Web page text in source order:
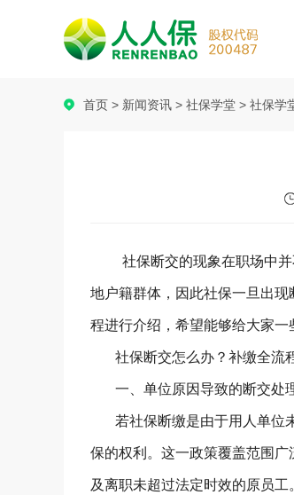
首页 > 新闻资讯 > 社保学堂 > 社保学
社保断交的现象在职场中
地户籍群体，因此社保一旦出
程进行介绍，希望能够给大家一
社保断交怎么办？补缴全流
一、单位原因导致的断交处
若社保断缴是由于用人单位未
保的权利。这一政策覆盖范围
及离职未超过法定时效的原员工